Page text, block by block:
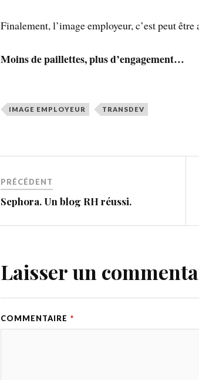
Finalement, l’image employeur, c’est peut
Moins de paillettes, plus d’engagement…
IMAGE EMPLOYEUR TRANSDEV
PRÉCÉDENT
Sephora. Un blog RH réussi.
Laisser un
COMMENTAIRE *